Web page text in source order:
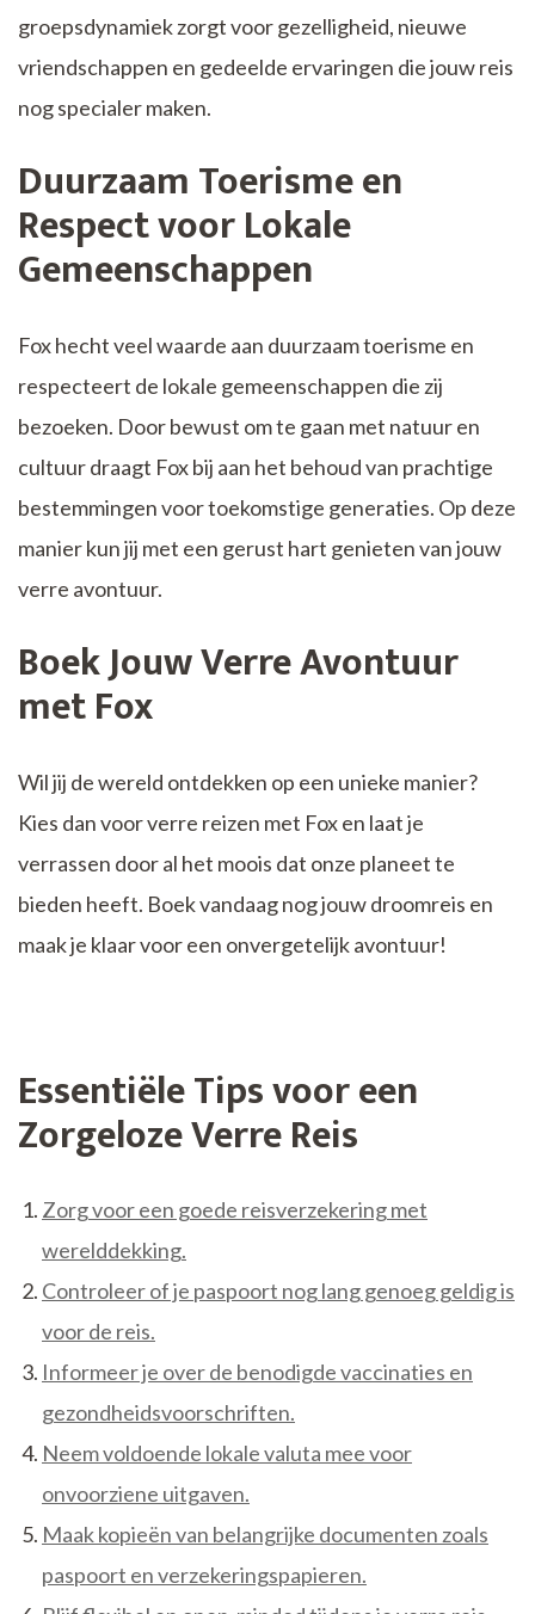
groepsdynamiek zorgt voor gezelligheid, nieuwe
vriendschappen en gedeelde ervaringen die jouw reis
nog specialer maken.
Duurzaam Toerisme en
Respect voor Lokale
Gemeenschappen
Fox hecht veel waarde aan duurzaam toerisme en
respecteert de lokale gemeenschappen die zij
bezoeken. Door bewust om te gaan met natuur en
cultuur draagt Fox bij aan het behoud van prachtige
bestemmingen voor toekomstige generaties. Op deze
manier kun jij met een gerust hart genieten van jouw
verre avontuur.
Boek Jouw Verre Avontuur
met Fox
Wil jij de wereld ontdekken op een unieke manier?
Kies dan voor verre reizen met Fox en laat je
verrassen door al het moois dat onze planeet te
bieden heeft. Boek vandaag nog jouw droomreis en
maak je klaar voor een onvergetelijk avontuur!
Essentiële Tips voor een
Zorgeloze Verre Reis
Zorg voor een goede reisverzekering met
werelddekking.
Controleer of je paspoort nog lang genoeg geldig is
voor de reis.
Informeer je over de benodigde vaccinaties en
gezondheidsvoorschriften.
Neem voldoende lokale valuta mee voor
onvoorziene uitgaven.
Maak kopieën van belangrijke documenten zoals
paspoort en verzekeringspapieren.